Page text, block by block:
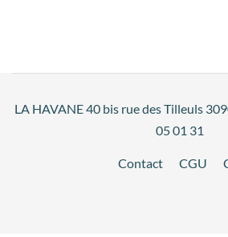
LA HAVANE 40 bis rue des Tilleuls
05 01 31
Contact CGU